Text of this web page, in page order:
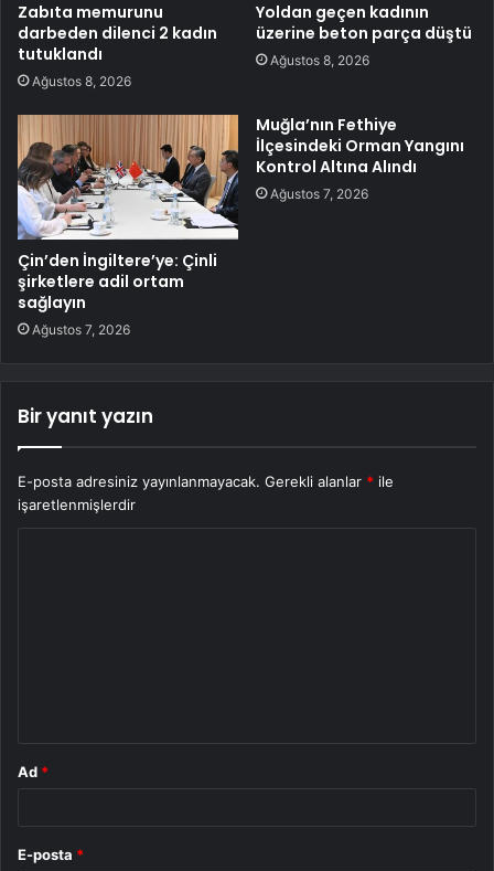
Zabıta memurunu
darbeden dilenci 2 kadın
tutuklandı
Ağustos 8, 2026
Yoldan geçen kadının
üzerine beton parça düştü
Ağustos 8, 2026
Çin’den İngiltere’ye: Çinli
şirketlere adil ortam
sağlayın
Ağustos 7, 2026
Muğla’nın Fethiye
İlçesindeki Orman Yangını
Kontrol Altına Alındı
Ağustos 7, 2026
Bir yanıt yazın
E-posta adresiniz yayınlanmayacak. Gerekli alanlar * ile
işaretlenmişlerdir
Ad *
E-posta *